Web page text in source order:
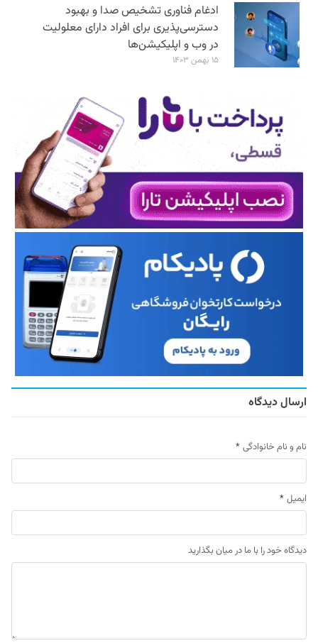
ادغام فناوری تشخیص صدا و بهبود
دسترسی‌پذیری برای افراد دارای معلولیت
در وب و اپلیکیشن‌ها
۱۵ بهمن ۱۴۰۳
ارسال دیدگاه
نام و نام خانوادگی *
ایمیل *
دیدگاه خود را با ما در میان بگذارید